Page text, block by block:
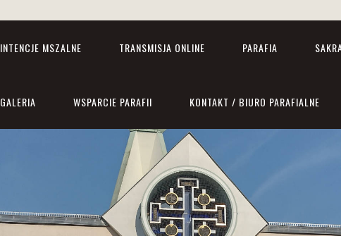
INTENCJE MSZALNE TRANSMISJA ONLINE PARAFIA
GALERIA WSPARCIE PARAFII KONTAKT / BIURO PARAFIALNE